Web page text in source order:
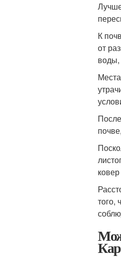
К
от
воды,
того,